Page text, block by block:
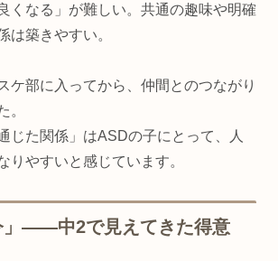
くなる」が難しい。共通の趣味や明確
は築きやすい。
ケ部に入ってから、仲間とのつながり
。
じた関係」はASDの子にとって、人
りやすいと感じています。
」——中2で見えてきた得意